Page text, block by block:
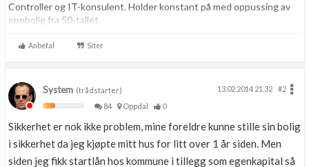
Controller og IT-konsulent. Holder konstant på med oppussing av
enebolig fra 50-tallet.
Anbefal Siter
System (trådstarter) 13.02.2014 21.32
#2
84
Oppdal 0
Sikkerhet er nok ikke problem, mine foreldre kunne stille sin bolig
i sikkerhet da jeg kjøpte mitt hus for litt over 1 år siden. Men
siden jeg fikk startlån hos kommune i tillegg som egenkapital så